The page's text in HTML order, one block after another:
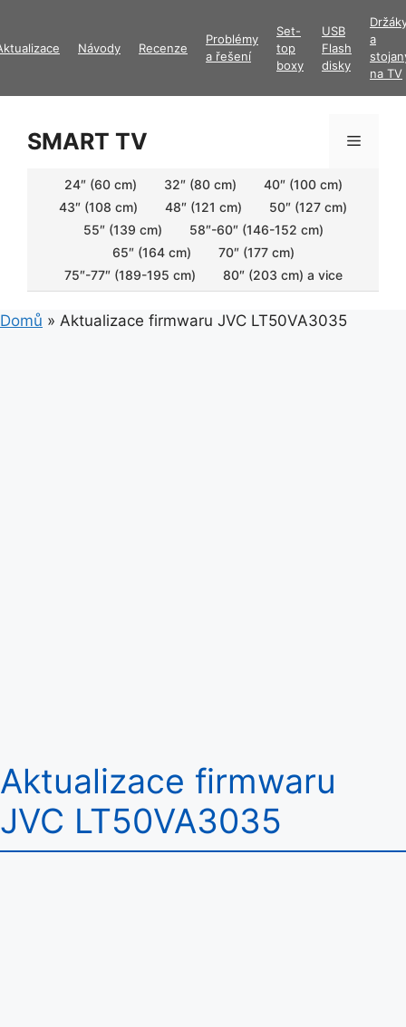
obsah
Návody Recenze
Problémy
a řešení
Set-
top
boxy
USB
Flash
disky
a
na TV
SMART TV Menu
24″ (60 cm) 32″ (80 cm)
40″ (100 cm)
43″ (108 cm)
48″ (121 cm)
50″ (127 cm)
55″ (139 cm)
58″-60″ (146-152 cm)
65″ (164 cm)
70″ (177 cm)
75″-77″ (189-195 cm)
80″ (203 cm) a vice
Domů » Aktualizace firmwaru JVC LT50VA3035
Aktualizace firmwaru
JVC LT50VA3035